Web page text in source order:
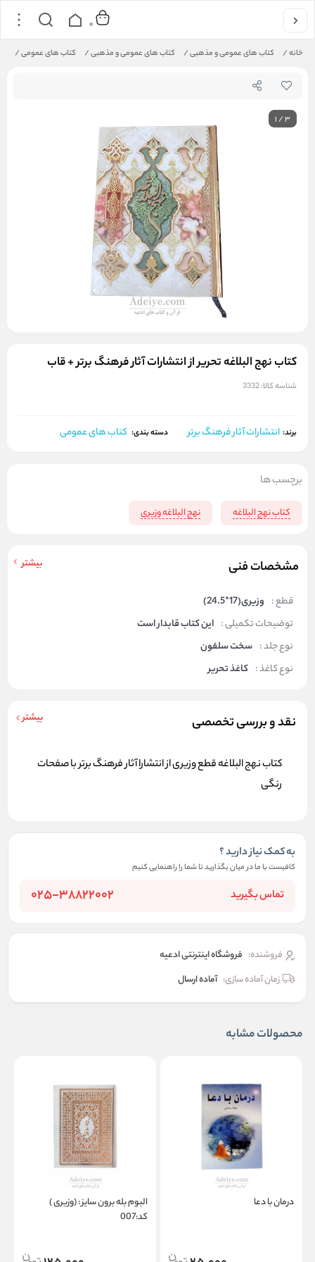
خانه/ کتاب های عمومی و مذهبی/ کتاب های عمومی و مذهبی/ کتاب های عمومی/
0
1/3
کتاب نهج البلاغه تحریر از انتشارات آثار فرهنگ برتر + قاب
شناسه کالا:3332
برند: انتشارات آثار فرهنگ برتر دسته بندی: کتاب های عمومی
مشخصات فنی بیشتر
قطع : وزیری(17*24.5)
توضیحات تکمیلی : این کتاب قابدار است
نوع جلد : سخت سلفون
نوع کاغذ : کاغذ تحریر
نقد و بررسی تخصصی بیشتر
کتاب نهج البلاغه قطع وزیری از انتشارا آثار فرهنگ برتر با صفحات
رنگی
به کمک نیاز دارید ؟
کافیست با ما در میان بگذارید تا شما را راهنمایی کنیم
تماس بگیرید 025-38822002
فروشنده: فروشگاه اینترنتی ادعیه
زمان آماده سازی: آماده ارسال
برچسب ها
کتاب نهج البلاغه نهج البلاغه وزیری
محصولات مشابه
درمان با دعا
البوم بله برون سایز : (وزیری )
کد:007